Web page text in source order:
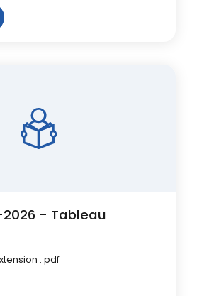
2026 - Tableau
: pdf